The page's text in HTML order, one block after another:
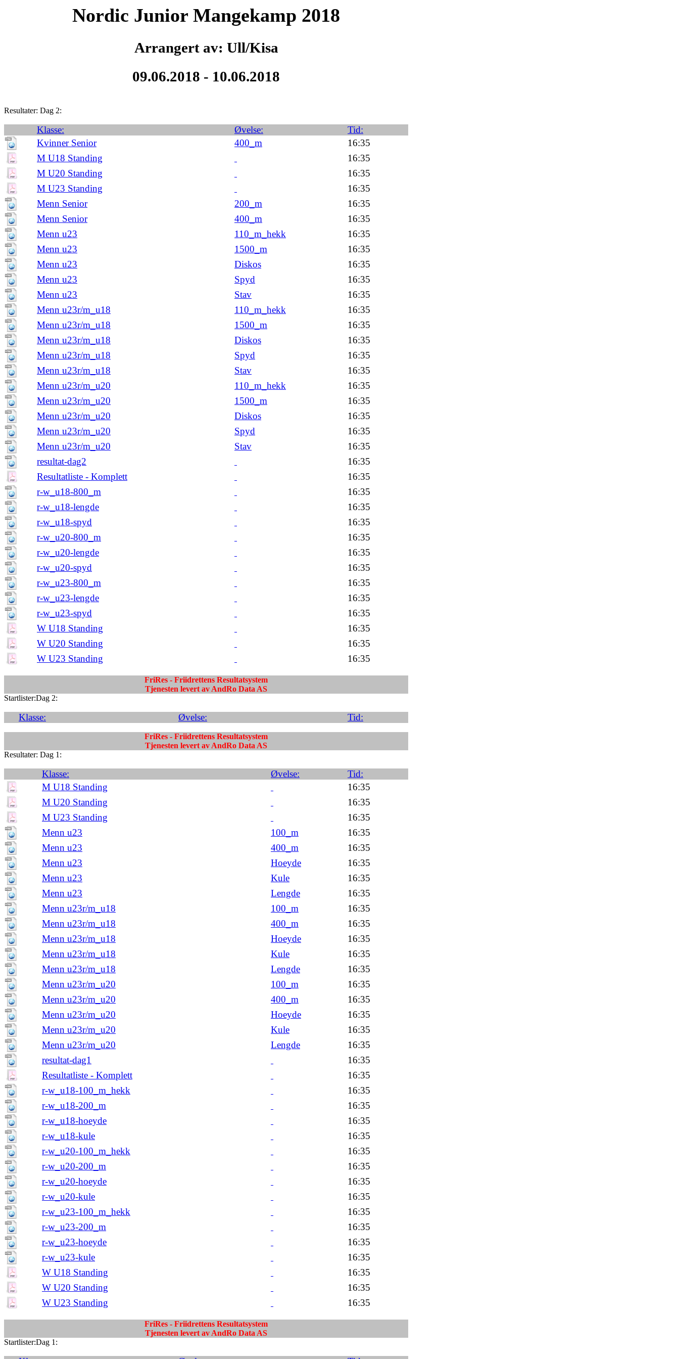
Nordic Junior Mangekamp 2018
Arrangert av: Ull/Kisa
09.06.2018 - 10.06.2018
Resultater: Dag 2:
Klasse: Øvelse:
Tid:
Kvinner Senior
400_m
16:35
M U18 Standing
16:35
M U20 Standing
16:35
M U23 Standing
16:35
Menn Senior
200_m
16:35
Menn Senior
400_m
16:35
Menn u23
110_m_hekk
16:35
Menn u23
1500_m
16:35
Menn u23
Diskos
16:35
Menn u23
Spyd
16:35
Menn u23
Stav
16:35
Menn u23r/m_u18
110_m_hekk
16:35
Menn u23r/m_u18
1500_m
16:35
Menn u23r/m_u18
Diskos
16:35
Menn u23r/m_u18
Spyd
16:35
Menn u23r/m_u18
Stav
16:35
Menn u23r/m_u20
110_m_hekk
16:35
Menn u23r/m_u20
1500_m
16:35
Menn u23r/m_u20
Diskos
16:35
Menn u23r/m_u20
Spyd
16:35
Menn u23r/m_u20
Stav
16:35
resultat-dag2
16:35
Resultatliste - Komplett
16:35
r-w_u18-800_m
16:35
r-w_u18-lengde
16:35
r-w_u18-spyd
16:35
r-w_u20-800_m
16:35
r-w_u20-lengde
16:35
r-w_u20-spyd
16:35
r-w_u23-800_m
16:35
r-w_u23-lengde
16:35
r-w_u23-spyd
16:35
W U18 Standing
16:35
W U20 Standing
16:35
W U23 Standing
16:35
FriRes - Friidrettens Resultatsystem
Tjenesten levert av AndRo Data AS
Startlister:Dag 2:
Klasse: Øvelse: Tid:
FriRes - Friidrettens Resultatsystem
Tjenesten levert av AndRo Data AS
Resultater: Dag 1:
Klasse: Øvelse:
Tid:
M U18 Standing
16:35
M U20 Standing
16:35
M U23 Standing
16:35
Menn u23
100_m
16:35
Menn u23
400_m
16:35
Menn u23
Hoeyde
16:35
Menn u23
Kule
16:35
Menn u23
Lengde
16:35
Menn u23r/m_u18
100_m
16:35
Menn u23r/m_u18
400_m
16:35
Menn u23r/m_u18
Hoeyde
16:35
Menn u23r/m_u18
Kule
16:35
Menn u23r/m_u18
Lengde
16:35
Menn u23r/m_u20
100_m
16:35
Menn u23r/m_u20
400_m
16:35
Menn u23r/m_u20
Hoeyde
16:35
Menn u23r/m_u20
Kule
16:35
Menn u23r/m_u20
Lengde
16:35
resultat-dag1
16:35
Resultatliste - Komplett
16:35
r-w_u18-100_m_hekk
16:35
r-w_u18-200_m
16:35
r-w_u18-hoeyde
16:35
r-w_u18-kule
16:35
r-w_u20-100_m_hekk
16:35
r-w_u20-200_m
16:35
r-w_u20-hoeyde
16:35
r-w_u20-kule
16:35
r-w_u23-100_m_hekk
16:35
r-w_u23-200_m
16:35
r-w_u23-hoeyde
16:35
r-w_u23-kule
16:35
W U18 Standing
16:35
W U20 Standing
16:35
W U23 Standing
16:35
FriRes - Friidrettens Resultatsystem
Tjenesten levert av AndRo Data AS
Startlister:Dag 1: